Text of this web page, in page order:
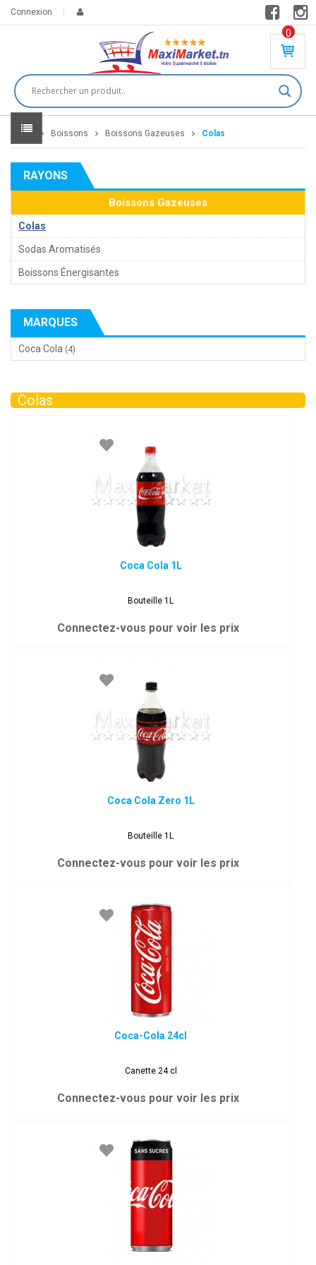
Connexion
0
PR
DU
IT(
S)
DT
Home Boissons Boissons Gazeuses Colas
RAYONS
Boissons Gazeuses
Colas
Sodas Aromatisés
Boissons Énergisantes
MARQUES
Coca Cola (4)
Colas
Coca Cola 1L
Bouteille 1L
Connectez-vous pour voir les prix
Coca Cola Zero 1L
Bouteille 1L
Connectez-vous pour voir les prix
Coca-Cola 24cl
Canette 24 cl
Connectez-vous pour voir les prix